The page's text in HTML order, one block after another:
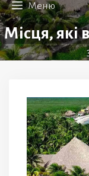
Меню
Місця, які